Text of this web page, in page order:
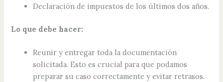
Declaración de impuestos de los últimos dos años.
Lo que debe hacer:
Reunir y entregar toda la documentación
solicitada. Esto es crucial para que podamos
preparar su caso correctamente y evitar retrasos.